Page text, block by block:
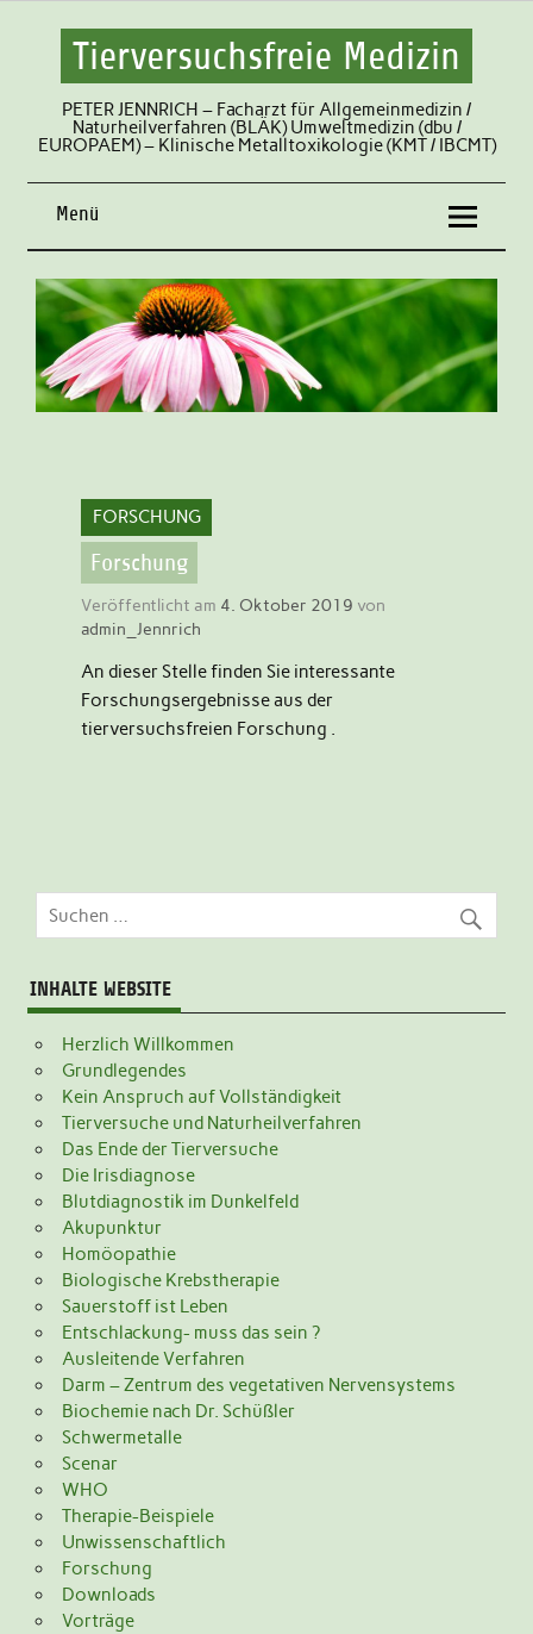
Tierversuchsfreie Medizin
PETER JENNRICH – Facharzt für Allgemeinmedizin /
Naturheilverfahren (BLÄK) Umweltmedizin (dbu /
EUROPAEM) – Klinische Metalltoxikologie (KMT / IBCMT)
Menü
FORSCHUNG
Forschung
Veröffentlicht am 4. Oktober 2019 von
admin_Jennrich
An dieser Stelle finden Sie interessante
Forschungsergebnisse aus der
tierversuchsfreien Forschung .
INHALTE WEBSITE
Herzlich Willkommen
Grundlegendes
Kein Anspruch auf Vollständigkeit
Tierversuche und Naturheilverfahren
Das Ende der Tierversuche
Die Irisdiagnose
Blutdiagnostik im Dunkelfeld
Akupunktur
Homöopathie
Biologische Krebstherapie
Sauerstoff ist Leben
Entschlackung- muss das sein ?
Ausleitende Verfahren
Darm – Zentrum des vegetativen Nervensystems
Biochemie nach Dr. Schüßler
Schwermetalle
Scenar
WHO
Therapie-Beispiele
Unwissenschaftlich
Forschung
Downloads
Vorträge